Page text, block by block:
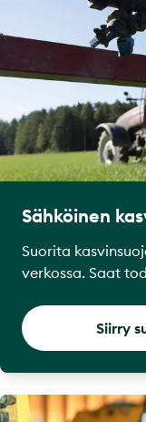
Sähköinen
Suorita
verkossa. Saat
Siirry